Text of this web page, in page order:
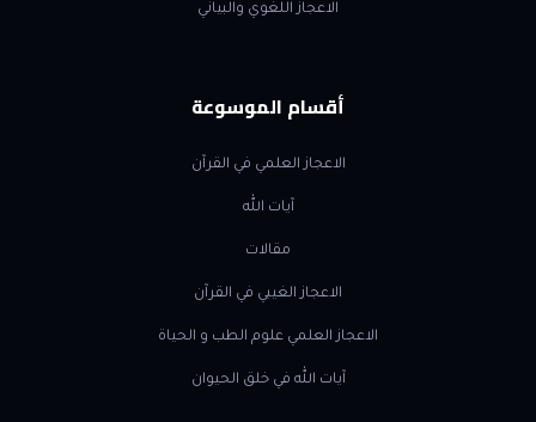
الاعجاز اللغوي والبياني
أقسام الموسوعة
الاعجاز العلمي في القرآن
آيات الله
مقالات
الاعجاز الغيبي في القرآن
الاعجاز العلمي علوم الطب و الحياة
آيات الله في خلق الحيوان